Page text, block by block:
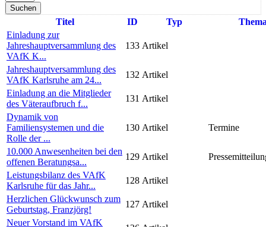
Suchen
Titel ID Typ
Einladung zur
Jahreshauptversammlung des
VAfK K...
133 Artikel
Jahreshauptversammlung des
VAfK Karlsruhe am 24...
132 Artikel
Einladung an die Mitglieder
des Väteraufbruch f...
131 Artikel
Dynamik von
Familiensystemen und die
Rolle der ...
130 Artikel Termine
10.000 Anwesenheiten bei den
offenen Beratungsa...
129 Artikel
Leistungsbilanz des VAfK
Karlsruhe für das Jahr...
128 Artikel
Herzlichen Glückwunsch zum
Geburtstag, Franzjörg!
127 Artikel
Neuer Vorstand im VAfK